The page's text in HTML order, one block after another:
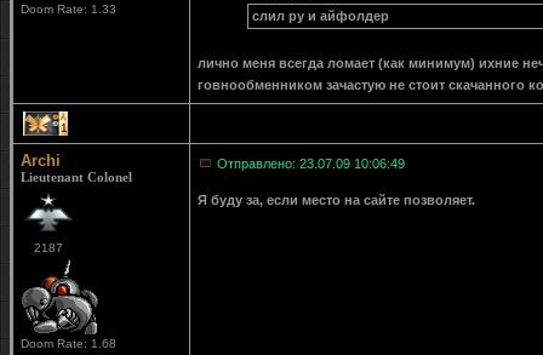
Doom Rate: 1.33
слил ру и айфолдер
лично меня всегда ломает (как минимум) ихние
говнообменником зачастую не стоит скачанного
1
Archi
Lieutenant Colonel
2187
Doom Rate: 1.68
Отправлено: 23.07.09 10:06:49
Я буду за, если место на сайте позволяет.